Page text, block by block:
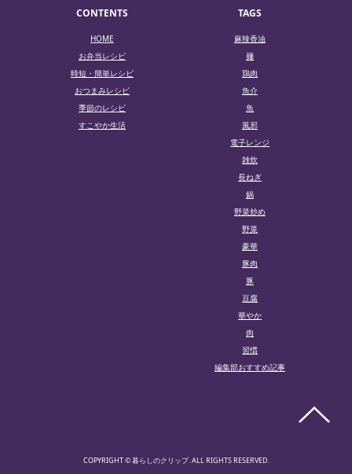
CONTENTS
HOME
お弁当レシピ
時短・簡単レシピ
おつまみレシピ
季節のレシピ
すこやか生活
TAGS
麻辣香油
麺
鶏肉
魚介
魚
風邪
電子レンジ
雑炊
長ねぎ
鍋
野菜炒め
野菜
豪華
豚肉
豚
豆腐
華やか
肉
習慣
編集部おすすめ記事
COPYRIGHT © 暮らしのクリップ. ALL RIGHTS RESERVED.